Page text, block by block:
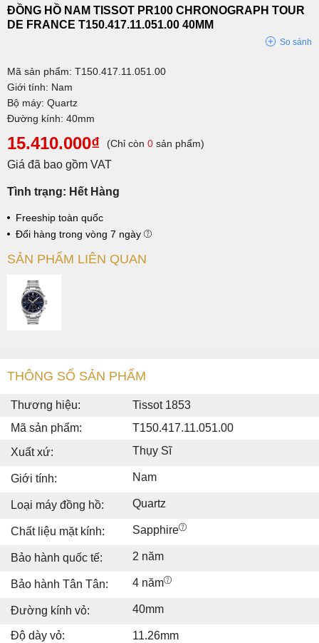
ĐỒNG HỒ NAM TISSOT PR100 CHRONOGRAPH TOUR
DE FRANCE T150.417.11.051.00 40MM
So sánh
Mã sản phẩm: T150.417.11.051.00
Giới tính: Nam
Bộ máy: Quartz
Đường kính: 40mm
15.410.000₫ (Chỉ còn 0 sản phẩm)
Giá đã bao gồm VAT
Tình trạng: Hết Hàng
Freeship toàn quốc
Đổi hàng trong vòng 7 ngày
SẢN PHẨM LIÊN QUAN
THÔNG SỐ SẢN PHẨM
Thương hiệu:
Tissot 1853
Mã sản phẩm:
T150.417.11.051.00
Xuất xứ:
Thụy Sĩ
Giới tính: Nam
Loại máy đồng hồ: Quartz
Chất liệu mặt kính: Sapphire
Bảo hành quốc tế: 2 năm
Bảo hành Tân Tân: 4 năm
Đường kính vỏ: 40mm
Độ dày vỏ:
11.26mm